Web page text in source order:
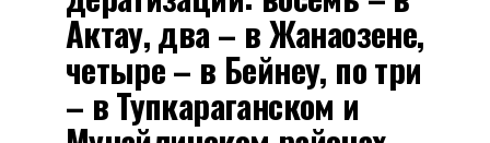
Актау, два – в Жанаозене,
четыре – в Бейнеу, по три
– в Тупкараганском и